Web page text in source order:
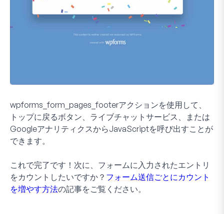
wpforms_form_pages_footerアクションを使用して、
トップに戻るボタン、ライブチャットサービス、または
GoogleアナリティクスからJavaScriptを呼び出すことが
できます。
これで完了です！次に、フォームに入力されたエントリ
をカウントしたいですか？ フォーム送信ごとにカウント
を増やす方法の記事をご覧ください。